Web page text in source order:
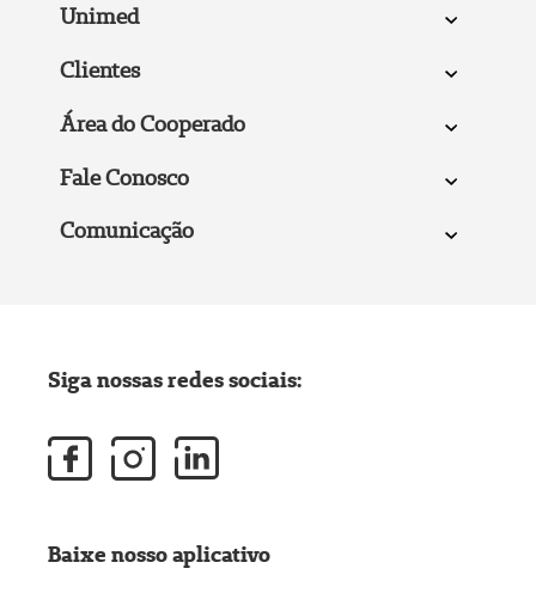
Unimed
Clientes
Área do Cooperado
Fale Conosco
Comunicação
Siga nossas redes sociais:
Baixe nosso aplicativo